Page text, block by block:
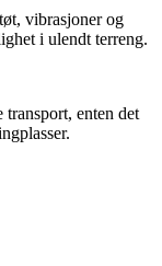
vibrasjoner og
i ulendt terreng.
transport, enten det